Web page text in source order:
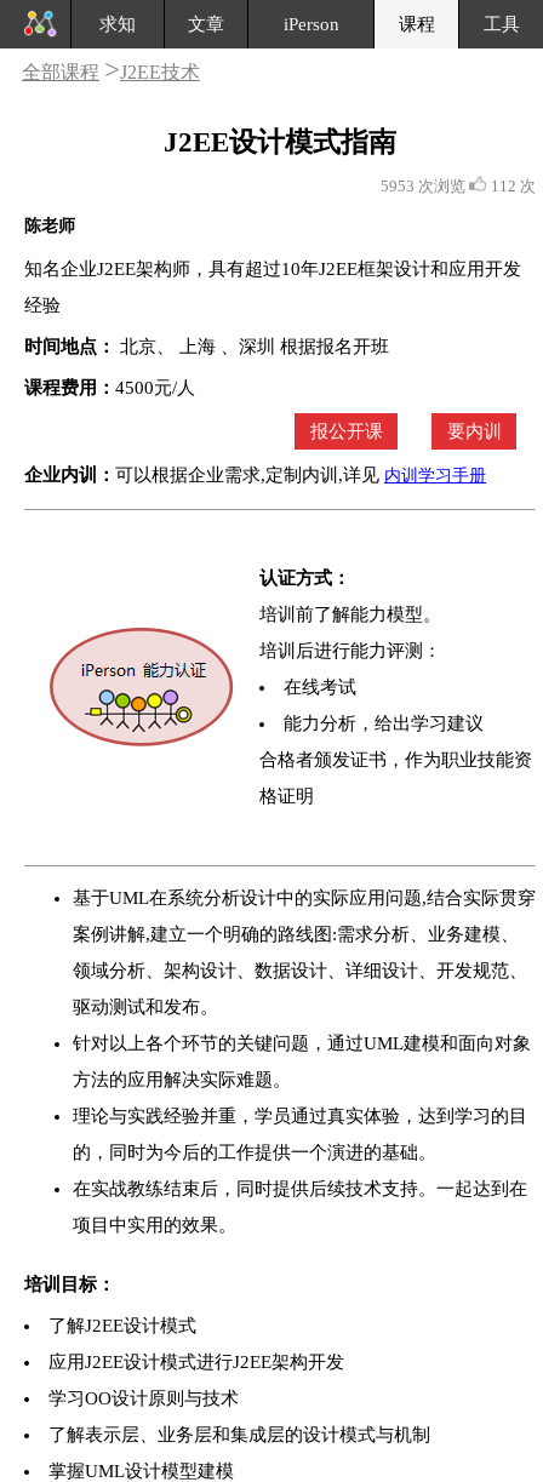
求知 文章 iPerson 课程 工具
全部课程 >J2EE技术
J2EE设计模式指南
5953 次浏览 112 次
陈老师
知名企业J2EE架构师，具有超过10年J2EE框架设计和应用开发
经验
时间地点： 北京、 上海 、深圳 根据报名开班
课程费用： 4500元/人
报公开课 要内训
企业内训： 可以根据企业需求,定制内训,详见 内训学习手册
认证方式：
培训前了解能力模型。
培训后进行能力评测：
在线考试
能力分析，给出学习建议
合格者颁发证书，作为职业技能资
格证明
基于UML在系统分析设计中的实际应用问题,结合实际贯穿
案例讲解,建立一个明确的路线图:需求分析、业务建模、
领域分析、架构设计、数据设计、详细设计、开发规范、
驱动测试和发布。
针对以上各个环节的关键问题，通过UML建模和面向对象
方法的应用解决实际难题。
理论与实践经验并重，学员通过真实体验，达到学习的目
的，同时为今后的工作提供一个演进的基础。
在实战教练结束后，同时提供后续技术支持。一起达到在
项目中实用的效果。
培训目标：
了解J2EE设计模式
应用J2EE设计模式进行J2EE架构开发
学习OO设计原则与技术
了解表示层、业务层和集成层的设计模式与机制
掌握UML设计模型建模